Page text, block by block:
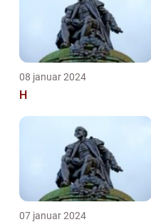
08 januar 2024
H
07 januar 2024